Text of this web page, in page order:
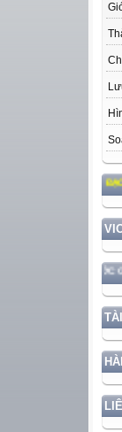
THEO TƯ TƯỞNG, ĐẠO
TRIỂN ĐẤT NƯỚC